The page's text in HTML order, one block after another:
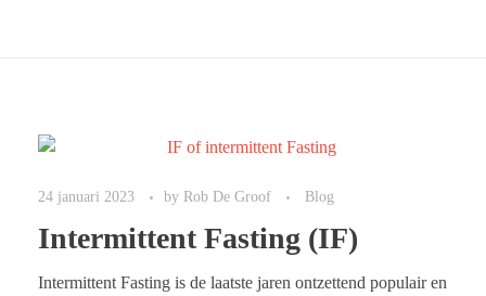
24 januari 2023 by Rob De Groof Blog
Intermittent Fasting (IF)
Intermittent Fasting is de laatste jaren ontzettend populair en